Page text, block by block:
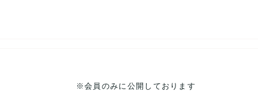
※会員のみに公開しております